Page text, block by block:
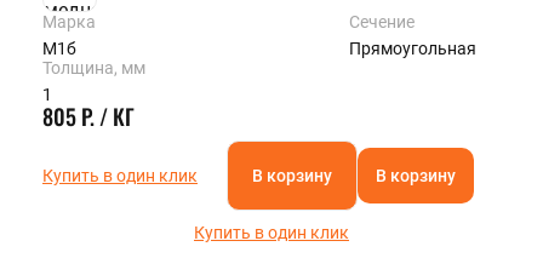
Марка
М1б
Сечение
Прямоугольная
Толщина, мм
1
805 Р. / КГ
Купить в один клик В корзину В корзину
Купить в один клик